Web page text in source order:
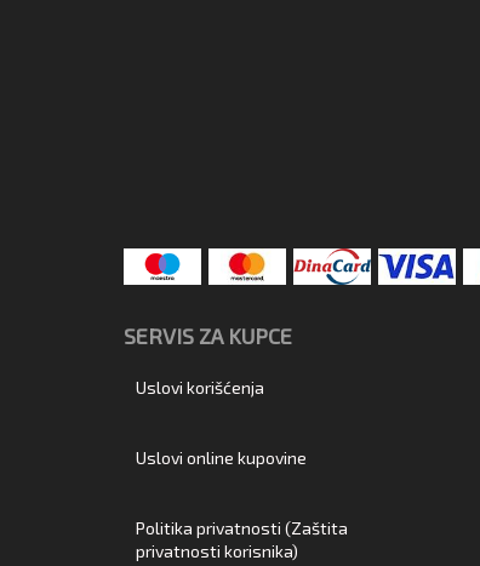
SERVIS ZA KUPCE
Uslovi korišćenja
Uslovi online kupovine
Politika privatnosti (Zaštita
privatnosti korisnika)